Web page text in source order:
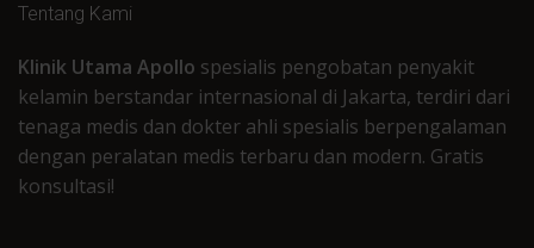
Tentang Kami
Klinik Utama Apollo spesialis pengobatan penyakit
kelamin berstandar internasional di Jakarta, terdiri dari
tenaga medis dan dokter ahli spesialis berpengalaman
dengan peralatan medis terbaru dan modern. Gratis
konsultasi!